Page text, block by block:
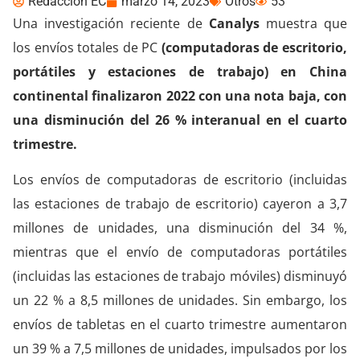
Una investigación reciente de Canalysmuestra que
los envíos totales de PC (computadoras de escritorio,
portátiles y estaciones de trabajo) en China
continental finalizaron 2022 con una nota baja, con
una disminución del 26 % interanual en el cuarto
trimestre.
Los envíos de computadoras de escritorio (incluidas
las estaciones de trabajo de escritorio) cayeron a 3,7
millones de unidades, una disminución del 34 %,
mientras que el envío de computadoras portátiles
(incluidas las estaciones de trabajo móviles) disminuyó
un 22 % a 8,5 millones de unidades. Sin embargo, los
envíos de tabletas en el cuarto trimestre aumentaron
un 39 % a 7,5 millones de unidades, impulsados ​​por los